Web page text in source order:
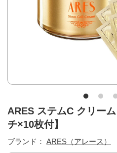
ARES ステムC クリー
チ×10枚付】
ブランド： ARES（アレース）